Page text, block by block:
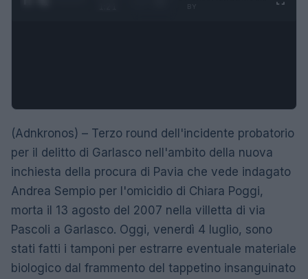
(Adnkronos) – Terzo round dell'incidente probatorio
per il delitto di Garlasco nell'ambito della nuova
inchiesta della procura di Pavia che vede indagato
Andrea Sempio per l'omicidio di Chiara Poggi,
morta il 13 agosto del 2007 nella villetta di via
Pascoli a Garlasco. Oggi, venerdì 4 luglio, sono
stati fatti i tamponi per estrarre eventuale materiale
biologico dal frammento del tappetino insanguinato